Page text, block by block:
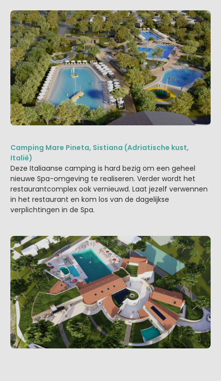
Camping Mare Pineta, Sistiana (Adriatische kust,
Italië)
Deze Italiaanse camping is hard bezig om een geheel
nieuwe Spa-omgeving te realiseren. Verder wordt het
restaurantcomplex ook vernieuwd. Laat jezelf verwennen
in het restaurant en kom los van de dagelijkse
verplichtingen in de Spa.